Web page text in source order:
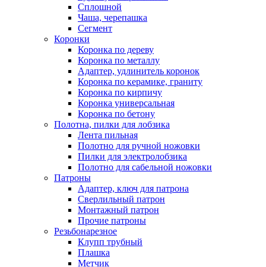
Сплошной
Чаша, черепашка
Сегмент
Коронки
Коронка по дереву
Коронка по металлу
Адаптер, удлинитель коронок
Коронка по керамике, граниту
Коронка по кирпичу
Коронка универсальная
Коронка по бетону
Полотна, пилки для лобзика
Лента пильная
Полотно для ручной ножовки
Пилки для электролобзика
Полотно для сабельной ножовки
Патроны
Адаптер, ключ для патрона
Сверлильный патрон
Монтажный патрон
Прочие патроны
Резьбонарезное
Клупп трубный
Плашка
Метчик